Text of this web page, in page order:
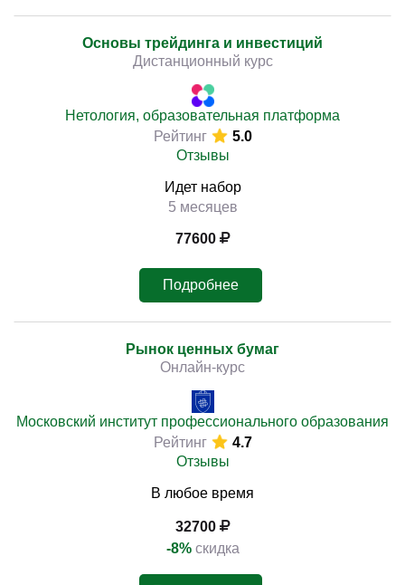
Основы трейдинга и инвестиций
Дистанционный курс
Нетология, образовательная платформа
Рейтинг
5.0
Отзывы
Идет набор
5 месяцев
77600
Подробнее
Рынок ценных бумаг
Онлайн-курс
Московский институт профессионального образования
Рейтинг
4.7
Отзывы
В любое время
32700
-8% скидка